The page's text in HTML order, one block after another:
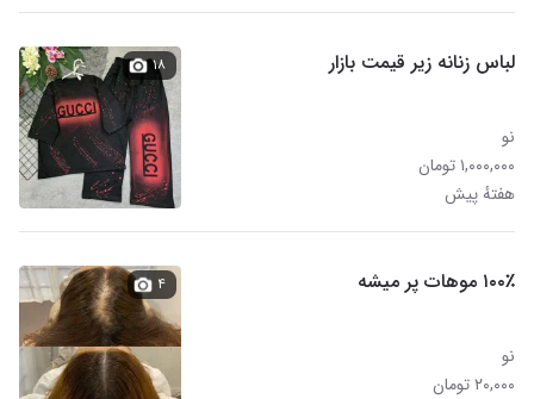
لباس زنانه زیر قیمت بازار
نو
۱,۰۰۰,۰۰۰ تومان
هفتهٔ پیش
۱۸
۱۰۰٪ موهات پر میشه
نو
۲۰,۰۰۰ تومان
۴